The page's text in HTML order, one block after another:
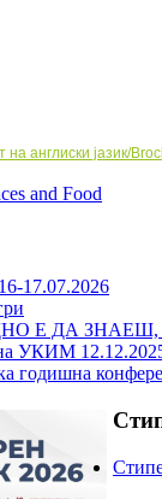
англиски јазик/
and Food
17.07.2026
Е ДА
УКИМ
годишна